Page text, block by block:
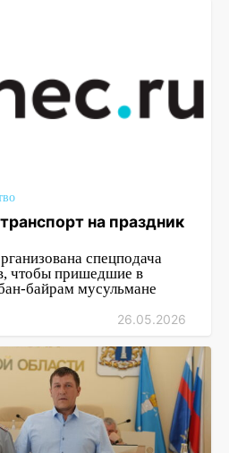
на праздник
спецподача
чтобы пришедшие в
байрам мусульмане
26.05.2026